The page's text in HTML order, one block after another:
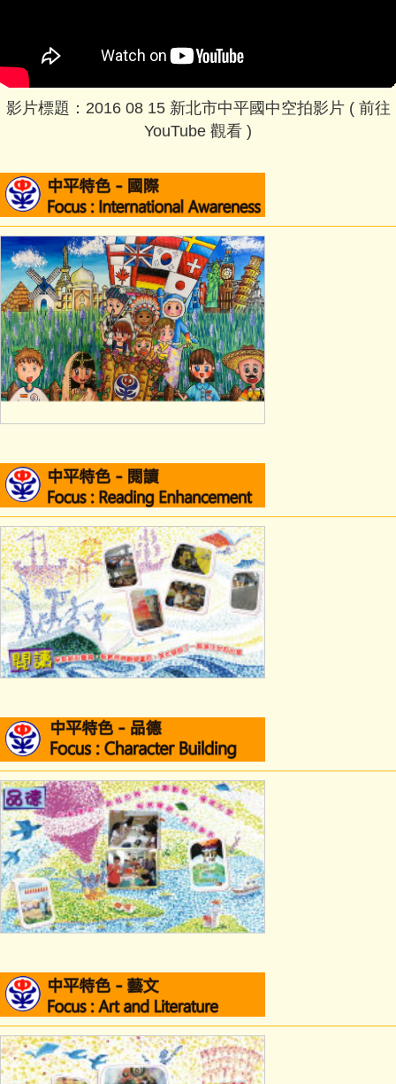
影片標題：2016 08 15 新北市中平國中空拍影片 ( 前往
YouTube 觀看 )